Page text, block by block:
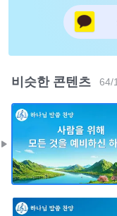
비슷한 콘텐츠 64/